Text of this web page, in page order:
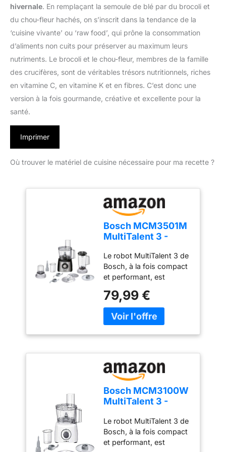
hivernale. En remplaçant la semoule de blé par du brocoli et
du chou-fleur hachés, on s’inscrit dans la tendance de la
‘cuisine vivante’ ou ‘raw food’, qui prône la consommation
d’aliments non cuits pour préserver au maximum leurs
nutriments. Le brocoli et le chou-fleur, membres de la famille
des crucifères, sont de véritables trésors nutritionnels, riches
en vitamine C, en vitamine K et en fibres. C’est donc une
version à la fois gourmande, créative et excellente pour la
santé.
Imprimer
Où trouver le matériel de cuisine nécessaire pour ma recette ?
Bosch MCM3501M
MultiTalent 3 -
Puissant moteur,
Blender
Le robot MultiTalent 3 de
Bosch, à la fois compact
et performant, est
qui vous permettra de
réussir toutes vos
préparations et recettes,
polyvalent : le robot est
doté de plus de 50
fonctions dont fouetter,
mélanger, battre, mixer,
hacher, mélanger, pétrir...
/ Grande puissance de
équipé d'une fonction
moulin à café pour
moudre grains de café et
79,99 €
Bosch MCM3100W
MultiTalent 3 -
puissant moteur
Le robot MultiTalent 3 de
Bosch, à la fois compact
et performant, est